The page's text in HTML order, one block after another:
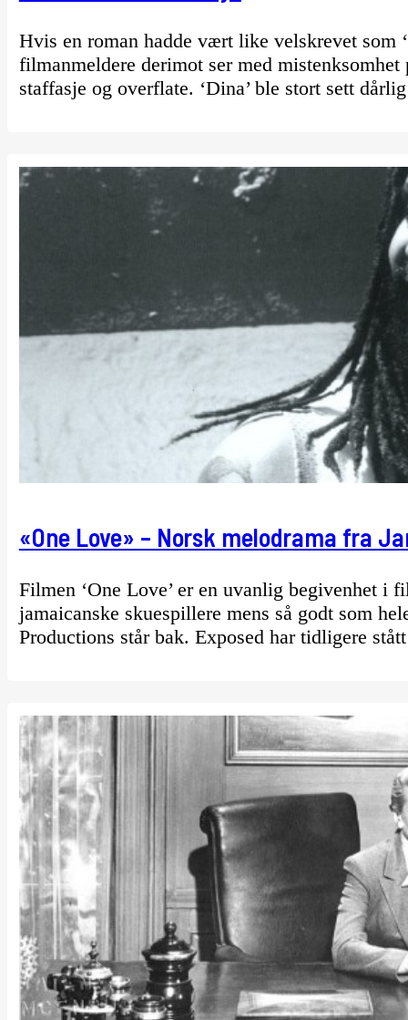
Hvis en roman hadde vært like velskrevet som
filmanmeldere derimot ser med
staffasje og overflate. ‘Dina’ ble stort sett
«One Love» – Norsk melodrama fra
Filmen ‘One Love’ er en uvanlig begivenhet i
jamaicanske skuespillere mens så godt som
Productions står bak. Exposed har tidligere